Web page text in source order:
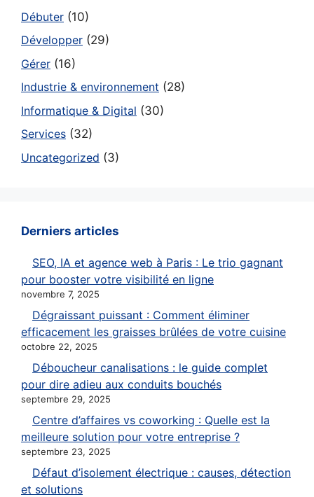
Débuter (10)
Développer (29)
Gérer (16)
Industrie & environnement (28)
Informatique & Digital (30)
Services (32)
Uncategorized (3)
Derniers articles
SEO, IA et agence web à Paris : Le trio gagnant
pour booster votre visibilité en ligne
novembre 7, 2025
Dégraissant puissant : Comment éliminer
efficacement les graisses brûlées de votre cuisine
octobre 22, 2025
Déboucheur canalisations : le guide complet
pour dire adieu aux conduits bouchés
septembre 29, 2025
Centre d’affaires vs coworking : Quelle est la
meilleure solution pour votre entreprise ?
septembre 23, 2025
Défaut d’isolement électrique : causes, détection
et solutions